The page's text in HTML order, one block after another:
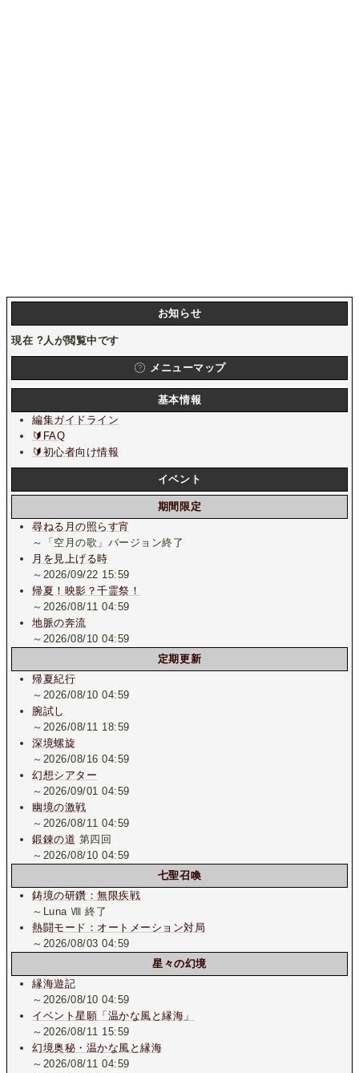
お知らせ
現在 ?人が閲覧中です
メニューマップ
基本情報
編集ガイドライン
🔰FAQ
🔰初心者向け情報
イベント
期間限定
尋ねる月の照らす宵
～「空月の歌」バージョン終了
月を見上げる時
～2026/09/22 15:59
帰夏！映影？千霊祭！
～2026/08/11 04:59
地脈の奔流
～2026/08/10 04:59
定期更新
帰夏紀行
～2026/08/10 04:59
腕試し
～2026/08/11 18:59
深境螺旋
～2026/08/16 04:59
幻想シアター
～2026/09/01 04:59
幽境の激戦
～2026/08/11 04:59
鍛錬の道 第四回
～2026/08/10 04:59
七聖召喚
鋳境の研鑽：無限疾戦
～Luna Ⅷ 終了
熱闘モード：オートメーション対局
～2026/08/03 04:59
星々の幻境
縁海遊記
～2026/08/10 04:59
イベント星願「温かな風と縁海」
～2026/08/11 15:59
幻境奥秘・温かな風と縁海
～2026/08/11 04:59